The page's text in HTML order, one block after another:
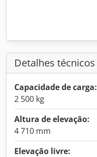
Detalhes técnicos
Capacidade de carga:
2 500 kg
Altura de elevação:
4 710 mm
Elevação livre: